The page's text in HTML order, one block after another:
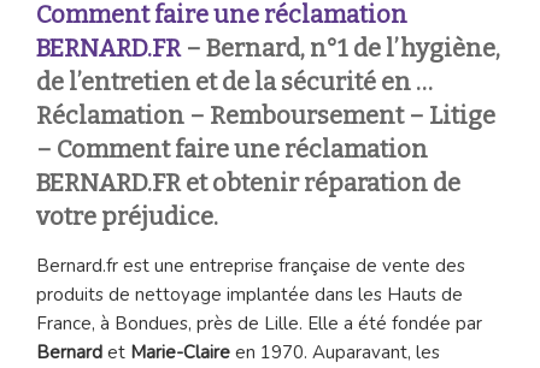
Comment faire une réclamation
BERNARD.FR– Bernard, n°1 de l’hygiène,
de l’entretien et de la sécurité en …
Réclamation – Remboursement – Litige
– Comment faire une réclamation
BERNARD.FR et obtenir réparation de
votre préjudice.
Bernard.fr est une entreprise française de vente des
produits de nettoyage implantée dans les Hauts de
France, à Bondues, près de Lille. Elle a été fondée par
Bernard et Marie-Claire en 1970. Auparavant, les